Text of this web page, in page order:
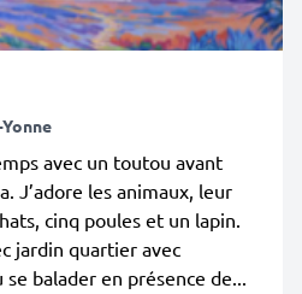
avec un toutou avant
J’adore les animaux, leur
cinq poules et un lapin.
jardin quartier avec
se balader en présence de...